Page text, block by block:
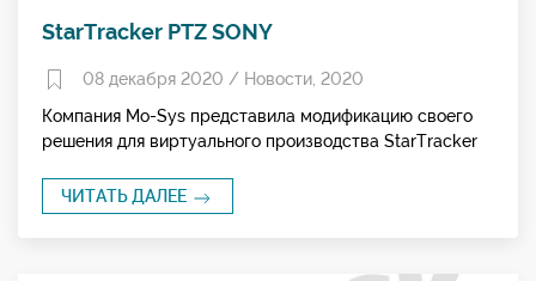
StarTracker PTZ SONY
08 декабря 2020 / Новости 2020
Компания Mo-Sys представила модификацию своего
решения для виртуального производства StarTracker
ЧИТАТЬ ДАЛЕЕ